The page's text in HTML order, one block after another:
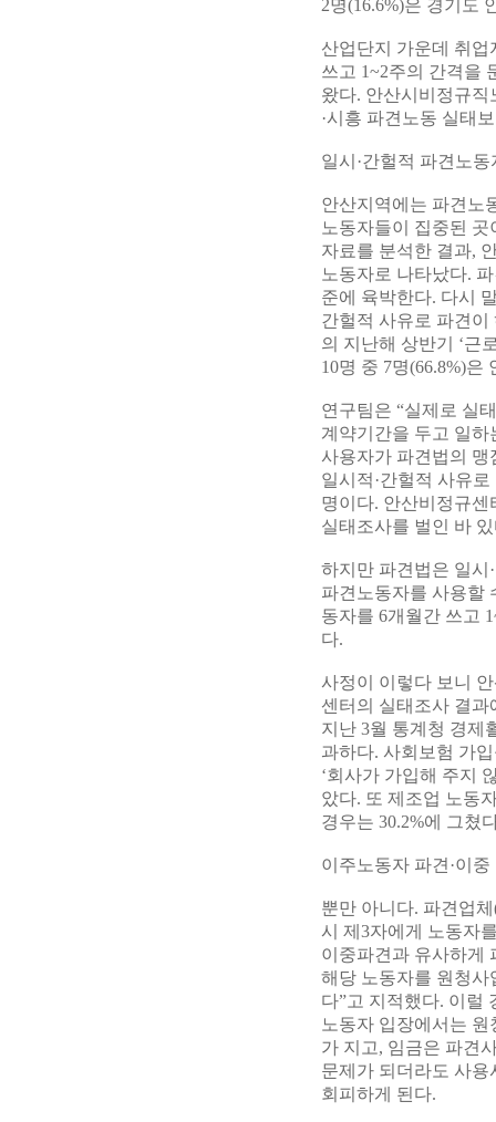
2명(16.6%)은 경기도
산업단지 가운데 취업
쓰고 1~2주의 간격을
왔다. 안산시비정규
·시흥 파견노동 실태
일시·간헐적 파견노
안산지역에는 파견노
노동자들이 집중된
자료를 분석한 결과,
노동자로 나타났다.
준에 육박한다. 다시
간헐적 사유로 파견
의 지난해 상반기 ‘근
10명 중 7명(66.8%)
연구팀은 “실제로 실
계약기간을 두고 일하
사용자가 파견법의
일시적·간헐적 사유
명이다. 안산비정규센
실태조사를 벌인 바
하지만 파견법은 일시
파견노동자를 사용할
동자를 6개월간 쓰고
다.
사정이 이렇다 보니
센터의 실태조사 결과
지난 3월 통계청 경제
과하다. 사회보험 가
‘회사가 가입해 주지
았다. 또 제조업 노동
경우는 30.2%에 그쳤
이주노동자 파견·이
뿐만 아니다. 파견업
시 제3자에게 노동자
이중파견과 유사하게
해당 노동자를 원청
다”고 지적했다. 이럴
노동자 입장에서는
가 지고, 임금은 파견
문제가 되더라도 사
회피하게 된다.